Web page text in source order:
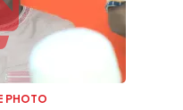
PHOTO